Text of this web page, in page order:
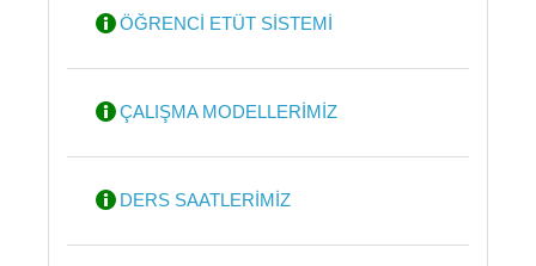
ÖĞRENCİ ETÜT SİSTEMİ
ÇALIŞMA MODELLERİMİZ
DERS SAATLERİMİZ